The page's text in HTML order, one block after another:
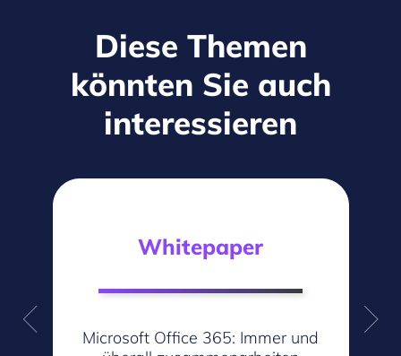
Diese Themen
könnten Sie auch
interessieren
Whitepaper
Microsoft Office 365: Immer und